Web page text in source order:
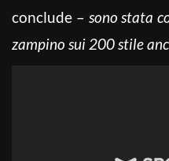
conclude – sono stata
zampino sui 200 stile